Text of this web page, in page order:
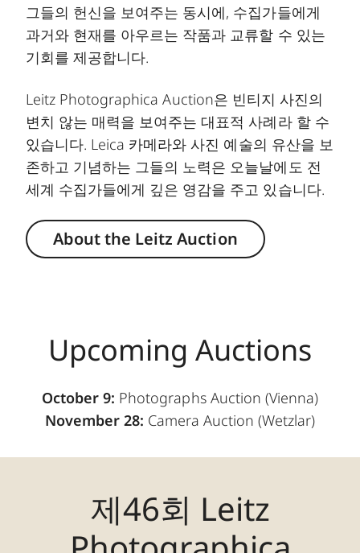
그들의 헌신을 보여주는 동시에, 수집가들에게
과거와 현재를 아우르는 작품과 교류할 수 있는
기회를 제공합니다.
Leitz Photographica Auction은 빈티지 사진의
변치 않는 매력을 보여주는 대표적 사례라 할 수
있습니다. Leica 카메라와 사진 예술의 유산을 보
존하고 기념하는 그들의 노력은 오늘날에도 전
세계 수집가들에게 깊은 영감을 주고 있습니다.
About the Leitz Auction
Upcoming Auctions
October 9: Photographs Auction (Vienna)
November 28: Camera Auction (Wetzlar)
제46회 Leitz